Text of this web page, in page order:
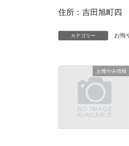
住所：吉田旭町四
カテゴリー お悔
お悔やみ情報